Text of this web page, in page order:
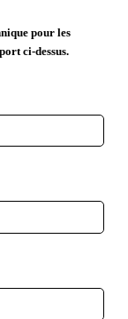
pour les
ci-dessus.